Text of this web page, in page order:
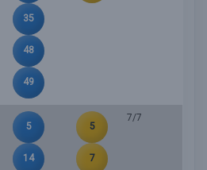
35
48
49
5
14
5
7
7/7